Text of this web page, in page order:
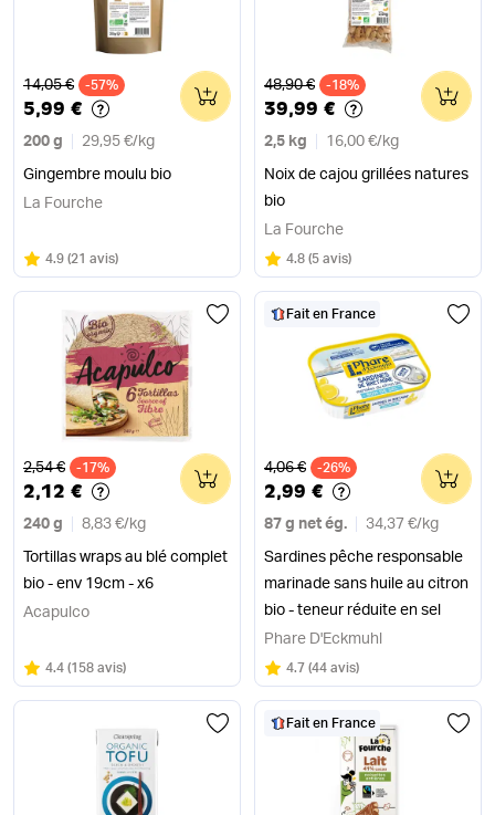
Ancien prix
14,05 € -57%
5,99 €
200 g 29,95 €/ kg
Gingembre moulu bio
0
La Fourche
Note
4.9 sur 5
(21 avis)
Ancien prix
48,90 € -18%
39,99 €
2,5 kg 16,00 €/ kg
Noix de cajou grillées natures
bio
0
La Fourche
Note
4.8 sur 5
(5 avis)
Ancien prix
2,54 € -17%
2,12 €
240 g 8,83 €/ kg
Tortillas wraps au blé complet
bio - env 19cm - x6
0
Acapulco
Note
4.4 sur 5
(158 avis)
Fait en France
Ancien prix
4,06 € -26%
2,99 €
87 g net ég. 34,37 €/ kg
Sardines pêche responsable
marinade sans huile au citron
bio - teneur réduite en sel
0
Phare D'Eckmuhl
Note
4.7 sur 5
(44 avis)
Fait en France